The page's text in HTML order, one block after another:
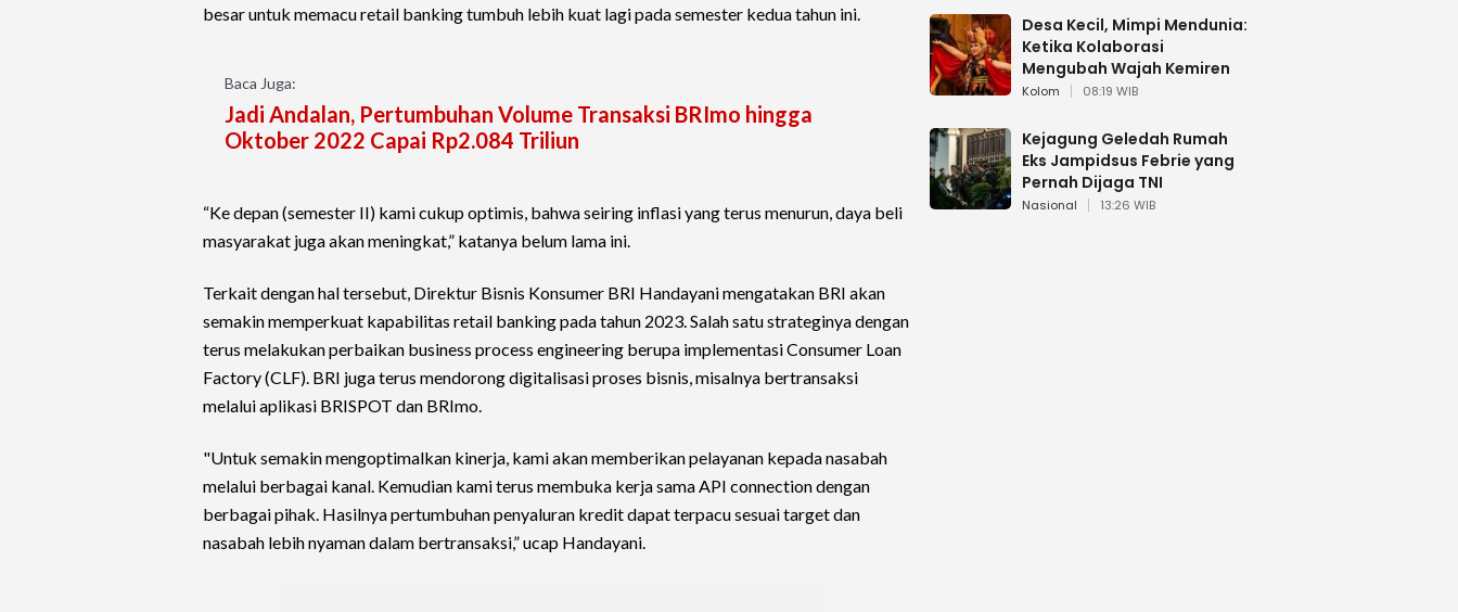
besar untuk memacu retail banking tumbuh lebih kuat lagi pada semester kedua tahun ini.
Baca Juga:
Jadi Andalan, Pertumbuhan Volume Transaksi BRImo hingga
Oktober 2022 Capai Rp2.084 Triliun
“Ke depan (semester II) kami cukup optimis, bahwa seiring inflasi yang terus menurun, daya beli
masyarakat juga akan meningkat,” katanya belum lama ini.
Terkait dengan hal tersebut, Direktur Bisnis Konsumer BRI Handayani mengatakan BRI akan
semakin memperkuat kapabilitas retail banking pada tahun 2023. Salah satu strateginya dengan
terus melakukan perbaikan business process engineering berupa implementasi Consumer Loan
Factory (CLF). BRI juga terus mendorong digitalisasi proses bisnis, misalnya bertransaksi
melalui aplikasi BRISPOT dan BRImo.
"Untuk semakin mengoptimalkan kinerja, kami akan memberikan pelayanan kepada nasabah
melalui berbagai kanal. Kemudian kami terus membuka kerja sama API connection dengan
berbagai pihak. Hasilnya pertumbuhan penyaluran kredit dapat terpacu sesuai target dan
nasabah lebih nyaman dalam bertransaksi,” ucap Handayani.
Desa Kecil, Mimpi Mendunia:
Ketika Kolaborasi
Mengubah Wajah Kemiren
Kolom 08:19 WIB
Kejagung Geledah Rumah
Eks Jampidsus Febrie yang
Pernah Dijaga TNI
Nasional 13:26 WIB